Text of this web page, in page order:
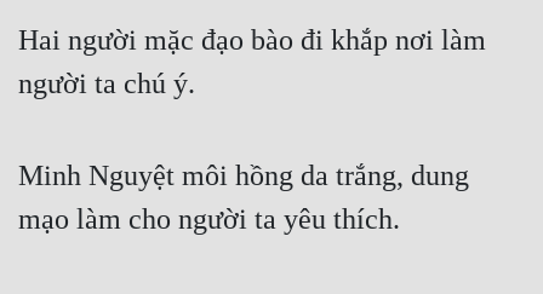
Cơ Trí
Sát Phạt Quyết Đoán
Hai người mặc đạo bào đi khắp nơi làm
người ta chú ý.
Minh Nguyệt môi hồng da trắng, dung
mạo làm cho người ta yêu thích.